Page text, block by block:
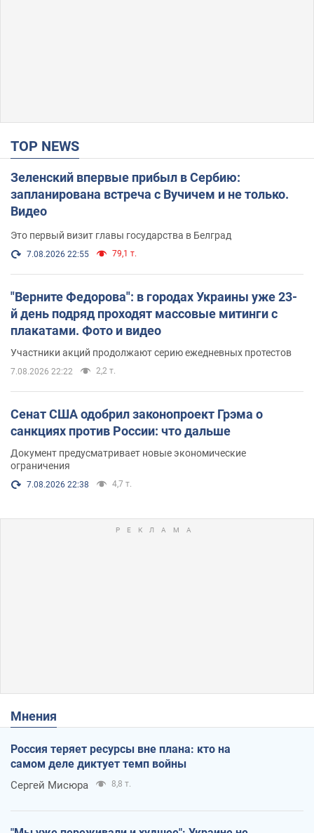
TOP NEWS
Зеленский впервые прибыл в Сербию:
запланирована встреча с Вучичем и не только.
Видео
Это первый визит главы государства в Белград
7.08.2026 22:55 79,1 т.
"Верните Федорова": в городах Украины уже 23-
й день подряд проходят массовые митинги с
плакатами. Фото и видео
Участники акций продолжают серию ежедневных протестов
7.08.2026 22:22 2,2 т.
Сенат США одобрил законопроект Грэма о
санкциях против России: что дальше
Документ предусматривает новые экономические
ограничения
7.08.2026 22:38 4,7 т.
Мнения
Россия теряет ресурсы вне плана: кто на
самом деле диктует темп войны
Сергей Мисюра 8,8 т.